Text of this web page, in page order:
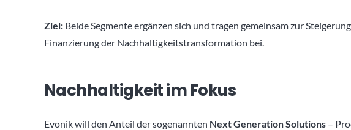
Ziel: Beide Segmente ergänzen sich und tragen gemeinsam zur
Finanzierung der Nachhaltigkeitstransformation bei.
Nachhaltigkeit im Fokus
Evonik will den Anteil der sogenannten Next Generation Solutions –